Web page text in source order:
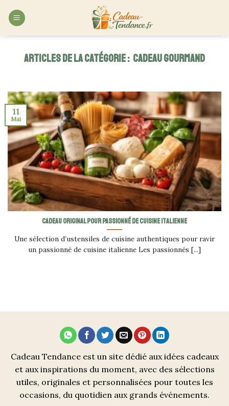
CADEAU GOURMAND
Cadeau original pour passionné de cuisine italienne
Une sélection d’ustensiles de cuisine authentiques pour ravir
un passionné de cuisine italienne Les passionnés [...]
11
Mai
Cadeau Tendance est un site dédié aux idées cadeaux
et aux inspirations du moment, avec des sélections
utiles, originales et personnalisées pour toutes les
occasions, du quotidien aux grands événements.